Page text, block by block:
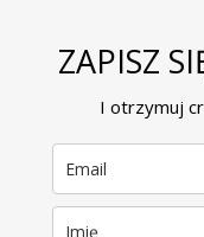
ZAPISZ
I otrzymuj